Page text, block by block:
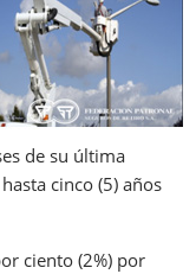
de su última
cinco (5) años
ciento (2%) por